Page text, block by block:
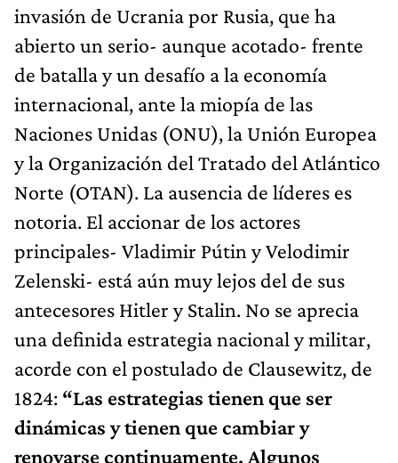
invasión de Ucrania por Rusia, que ha
abierto un serio- aunque acotado- frente
de batalla y un desafío a la economía
internacional, ante la miopía de las
Naciones Unidas (ONU), la Unión Europea
y la Organización del Tratado del Atlántico
Norte (OTAN). La ausencia de líderes es
notoria. El accionar de los actores
principales- Vladimir Pútin y Velodimir
Zelenski- está aún muy lejos del de sus
antecesores Hitler y Stalin. No se aprecia
una definida estrategia nacional y militar,
acorde con el postulado de Clausewitz, de
1824: “Las estrategias tienen que ser
dinámicas y tienen que cambiar y
renovarse continuamente. Algunos